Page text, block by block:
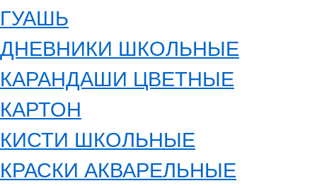
ГУАШЬ
ДНЕВНИКИ ШКОЛЬНЫЕ
КАРАНДАШИ ЦВЕТНЫЕ
КАРТОН
КИСТИ ШКОЛЬНЫЕ
КРАСКИ АКВАРЕЛЬНЫЕ